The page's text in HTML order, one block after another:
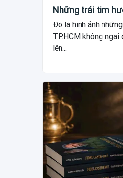
Những trái tim
Đó là hình ảnh
TP.HCM không ngại
lên...